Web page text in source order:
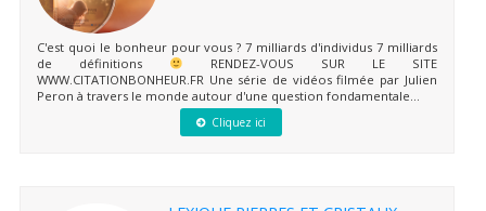
C'est quoi le bonheur pour vous ? 7 milliards d'individus 7 milliards
de définitions
RENDEZ-VOUS SUR LE SITE
WWW.CITATIONBONHEUR.FR Une série de vidéos filmée par Julien
Peron à travers le monde autour d'une question fondamentale...
Cliquez ici